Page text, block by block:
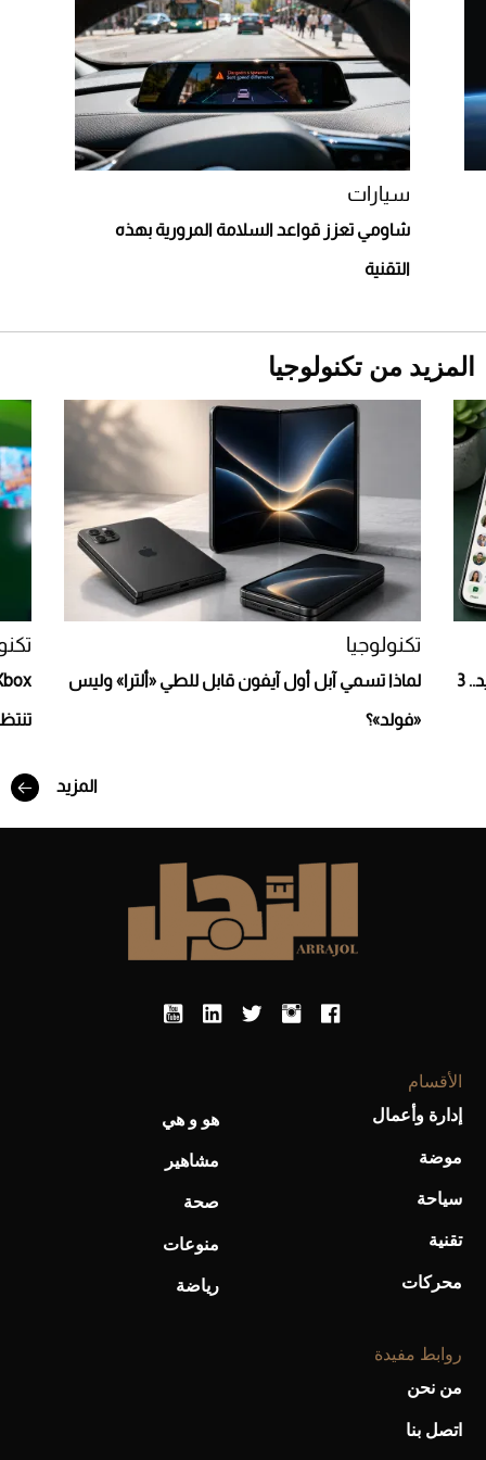
أغلى 10 عطور في العالم للرجال تمنحك فخامة
استثنائية
Aston Martin Valiant: على هوى الأبطال
"بوجاتي ميسترال" الاستثنائية للبيع في مزاد
2026-07-23
سيارات
شاومي تعزز قواعد السلامة المرورية بهذه
التقنية
المزيد من تكنولوجيا
واتساب يختبر واجهات جديدة لمستخدمي أندرويد.. 3
تكنولوجيا
لماذا تسمي آبل أول آيفون قابل للطي «ألترا» وليس
«فولد»؟
المزيد
الأقسام
إدارة وأعمال
موضة
سياحة
تقنية
محركات
هو و هي
مشاهير
صحة
منوعات
رياضة
روابط مفيدة
من نحن
اتصل بنا